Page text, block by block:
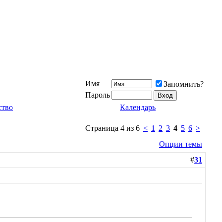
Имя
Запомнить?
Пароль
Календарь
Страница 4 из 6 < 1 2 3 4 5 6 >
Опции темы
#31